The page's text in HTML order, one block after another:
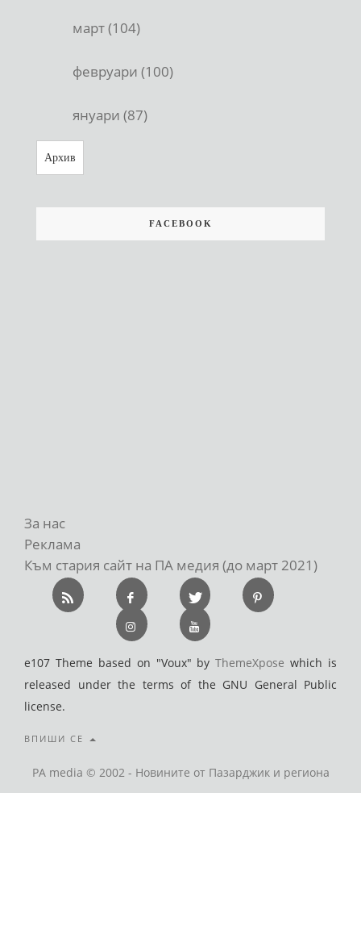
март (104)
февруари (100)
януари (87)
Архив
FACEBOOK
За нас
Реклама
Към стария сайт на ПА медия (до март 2021)
e107 Theme based on "Voux" byThemeXpose which is
released under the terms of the GNU General Public
license.
ВПИШИ СЕ
PA media © 2002 - Новините от Пазарджик и региона